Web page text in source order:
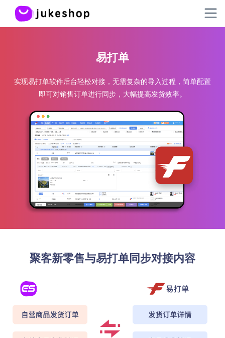
易打单
实现易打单软件后台轻松对接，无需复杂的导入过程，简单配置
即可对销售订单进行同步，大幅提高发货效率。
聚客新零售与易打单同步对接内容